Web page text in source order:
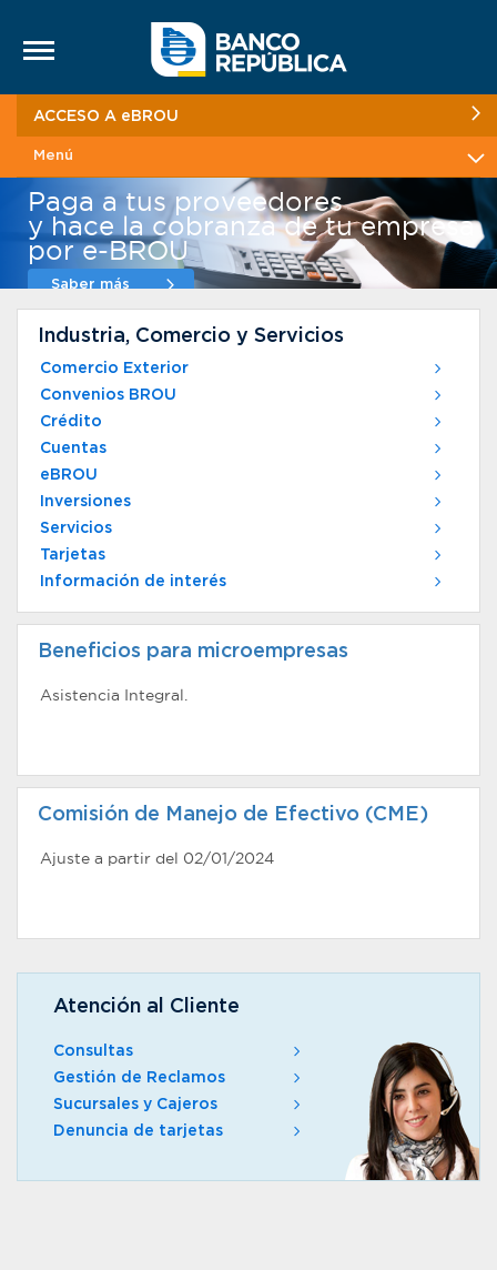
ACCESO A eBROU
Menú
Paga a tus proveedores
y hace la cobranza de tu empresa
por e-BROU
Saber más
Industria, Comercio y Servicios
Comercio Exterior
Convenios BROU
Crédito
Cuentas
eBROU
Inversiones
Servicios
Tarjetas
Información de interés
Beneficios para microempresas
Asistencia Integral.
Comisión de Manejo de Efectivo (CME)
Ajuste a partir del 02/01/2024
Atención al Cliente
Consultas
Gestión de Reclamos
Sucursales y Cajeros
Denuncia de tarjetas